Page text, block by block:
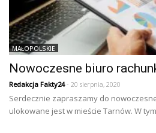
MAŁOPOLSKIE
Nowoczesne biuro
Redakcja Fakty24- 20 sierpnia, 2020
Serdecznie zapraszamy do
ulokowane jest w mieście Tarnów. W